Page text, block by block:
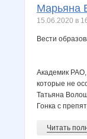
Марьяна
15.06.2020 в
Вести
Академик РАО,
которые не
Татьяна
Гонка с
Читать